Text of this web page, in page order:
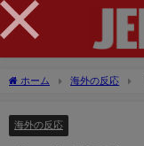
ホーム 海外の反応
海外の反応
×